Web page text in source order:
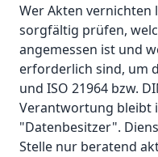
Wer Akten vernichten
sorgfältig prüfen,
angemessen ist und
erforderlich sind, um
und ISO 21964 bzw.
Verantwortung bleibt
"Datenbesitzer".
Stelle nur beratend